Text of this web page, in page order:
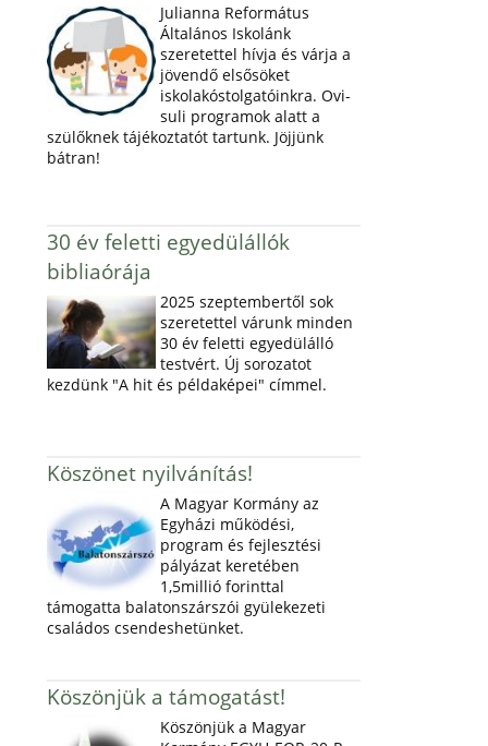
Julianna Református
Általános Iskolánk
szeretettel hívja és várja a
jövendő elsősöket
iskolakóstolgatóinkra. Ovi-
suli programok alatt a
szülőknek tájékoztatót tartunk. Jöjjünk
bátran!
30 év feletti egyedülállók
bibliaórája
2025 szeptembertől sok
szeretettel várunk minden
30 év feletti egyedülálló
testvért. Új sorozatot
kezdünk "A hit és példaképei" címmel.
Köszönet nyilvánítás!
A Magyar Kormány az
Egyházi működési,
program és fejlesztési
pályázat keretében
1,5millió forinttal
támogatta balatonszárszói gyülekezeti
családos csendeshetünket.
Köszönjük a támogatást!
Köszönjük a Magyar